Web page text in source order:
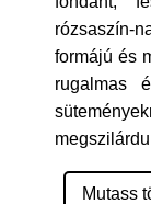
rózsaszín-
formájú és
rugalmas
Mutass